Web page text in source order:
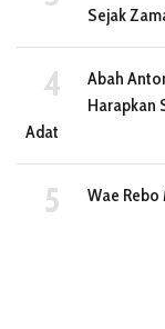
Sejak
Abah
Harapkan
Adat
Wae